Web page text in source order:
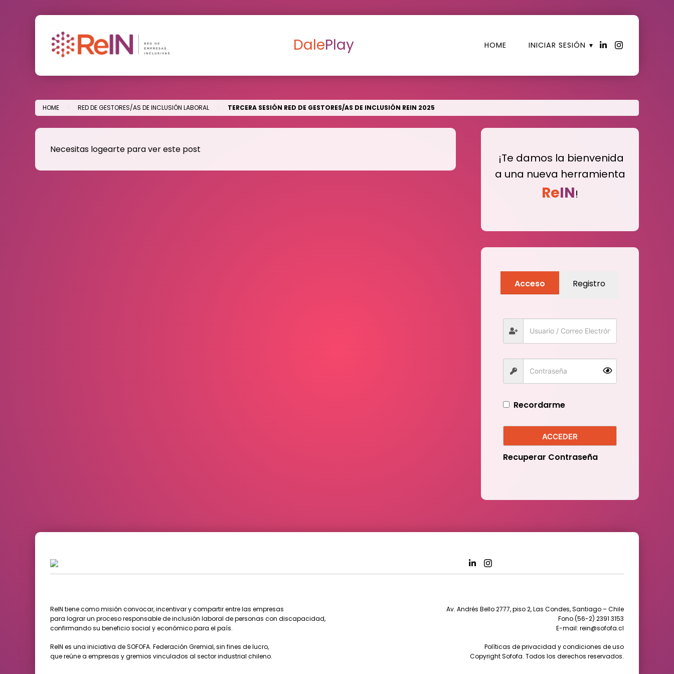
DalePlay HOME INICIAR SESIÓN
HOME RED DE GESTORES/AS DE INCLUSIÓN LABORAL TERCERA SESIÓN RED DE GESTORES/AS DE INCLUSIÓN REIN 2025
Necesitas logearte para ver este post
¡Te damos la bienvenida
a una nueva herramienta
ReIN!
Acceso Registro
Recordarme
ACCEDER
Recuperar Contraseña
ReIN tiene como misión convocar, incentivar y compartir entre las empresas
para lograr un proceso responsable de inclusión laboral de personas con discapacidad,
confirmando su beneficio social y económico para el país.
ReIN es una iniciativa de SOFOFA. Federación Gremial, sin fines de lucro,
que reúne a empresas y gremios vinculados al sector industrial chileno.
Av. Andrés Bello 2777, piso 2, Las Condes, Santiago – Chile
Fono (56-2) 2391 3153
E-mail: rein@sofofa.cl
Políticas de privacidad y condiciones de uso
Copyright Sofofa. Todos los derechos reservados.